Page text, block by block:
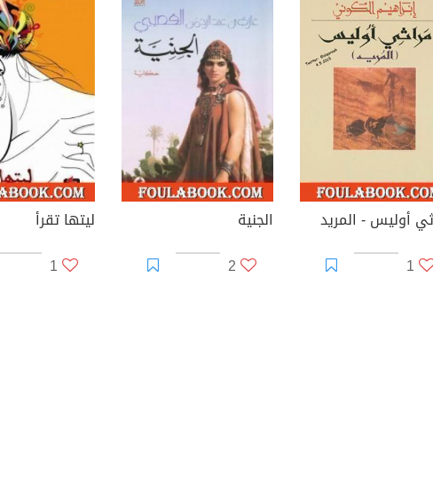
أوليس - المريد
1
الجنية
2
ليتها تقرأ
1